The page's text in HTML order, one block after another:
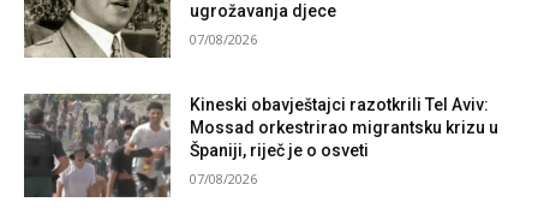
ugrožavanja djece
07/08/2026
Kineski obavještajci razotkrili Tel Aviv:
Mossad orkestrirao migrantsku krizu u
Španiji, riječ je o osveti
07/08/2026